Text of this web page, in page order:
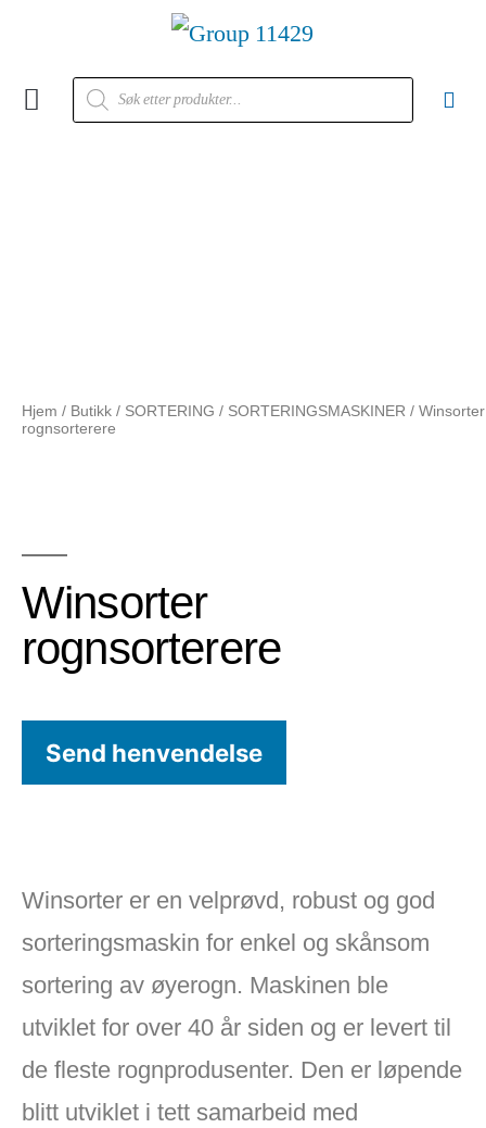
Hjem / Butikk / SORTERING / SORTERINGSMASKINER / Winsorter
rognsorterere
Winsorter
rognsorterere
Send henvendelse
Winsorter er en velprøvd, robust og god
sorteringsmaskin for enkel og skånsom
sortering av øyerogn. Maskinen ble
utviklet for over 40 år siden og er levert til
de fleste rognprodusenter. Den er løpende
blitt utviklet i tett samarbeid med